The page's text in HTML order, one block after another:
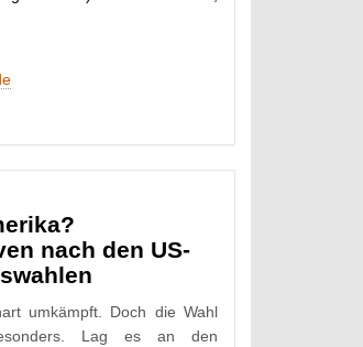
nach den US-
umkämpft. Doch die Wahl
Lag es an den